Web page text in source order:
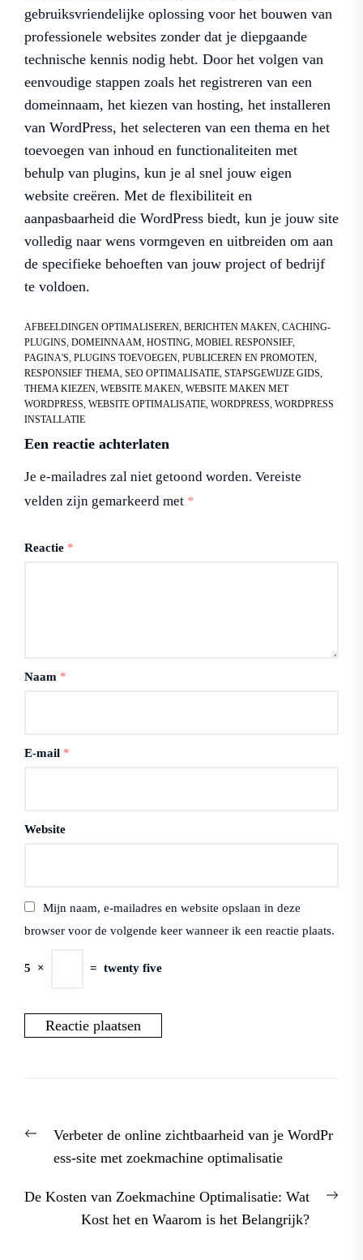
gebruiksvriendelijke oplossing voor het bouwen van
professionele websites zonder dat je diepgaande
technische kennis nodig hebt. Door het volgen van
eenvoudige stappen zoals het registreren van een
domeinnaam, het kiezen van hosting, het installeren
van WordPress, het selecteren van een thema en het
toevoegen van inhoud en functionaliteiten met
behulp van plugins, kun je al snel jouw eigen
website creëren. Met de flexibiliteit en
aanpasbaarheid die WordPress biedt, kun je jouw site
volledig naar wens vormgeven en uitbreiden om aan
de specifieke behoeften van jouw project of bedrijf
te voldoen.
AFBEELDINGEN OPTIMALISEREN, BERICHTEN MAKEN, CACHING-
PLUGINS, DOMEINNAAM, HOSTING, MOBIEL RESPONSIEF,
PAGINA'S, PLUGINS TOEVOEGEN, PUBLICEREN EN PROMOTEN,
RESPONSIEF THEMA, SEO OPTIMALISATIE, STAPSGEWIJZE GIDS,
THEMA KIEZEN, WEBSITE MAKEN, WEBSITE MAKEN MET
WORDPRESS, WEBSITE OPTIMALISATIE, WORDPRESS, WORDPRESS
INSTALLATIE
Een reactie achterlaten
Je e-mailadres zal niet getoond worden. Vereiste
velden zijn gemarkeerd met *
Reactie *
Naam *
E-mail *
Website
Mijn naam, e-mailadres en website opslaan in deze
browser voor de volgende keer wanneer ik een reactie plaats.
5 × = twenty five
PreviousVerbeter de online zichtbaarheid van je WordPr
ess-site met zoekmachine optimalisatie
De Kosten van Zoekmachine Optimalisatie: Wat
Kost het en Waarom is het Belangrijk?